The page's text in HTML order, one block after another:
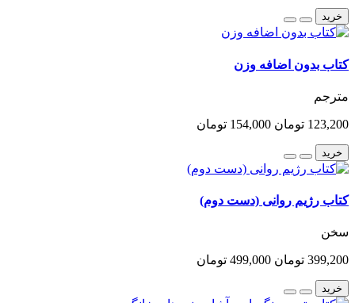
خرید
کتاب بدون اضافه وزن
مترجم
123,200 تومان 154,000 تومان
خرید
کتاب رژیم روانی (دست دوم)
سخن
399,200 تومان 499,000 تومان
خرید